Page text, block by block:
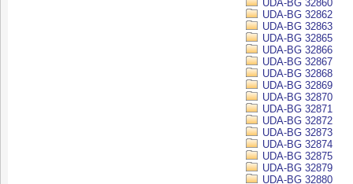
UDA-BG 32860
UDA-BG 32862
UDA-BG 32863
UDA-BG 32865
UDA-BG 32866
UDA-BG 32867
UDA-BG 32868
UDA-BG 32869
UDA-BG 32870
UDA-BG 32871
UDA-BG 32872
UDA-BG 32873
UDA-BG 32874
UDA-BG 32875
UDA-BG 32879
UDA-BG 32880